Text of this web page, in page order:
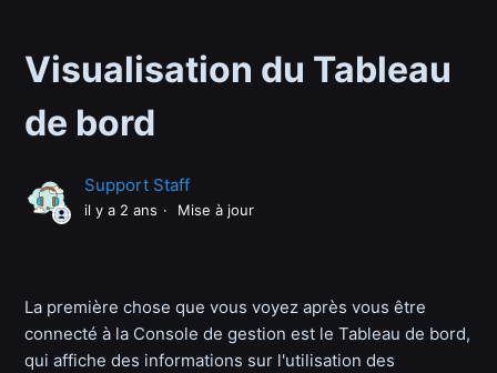
Visualisation du Tableau
de bord
Support Staff
il y a 2 ans Mise à jour
La première chose que vous voyez après vous être
connecté à la Console de gestion est le Tableau de bord,
qui affiche des informations sur l'utilisation des